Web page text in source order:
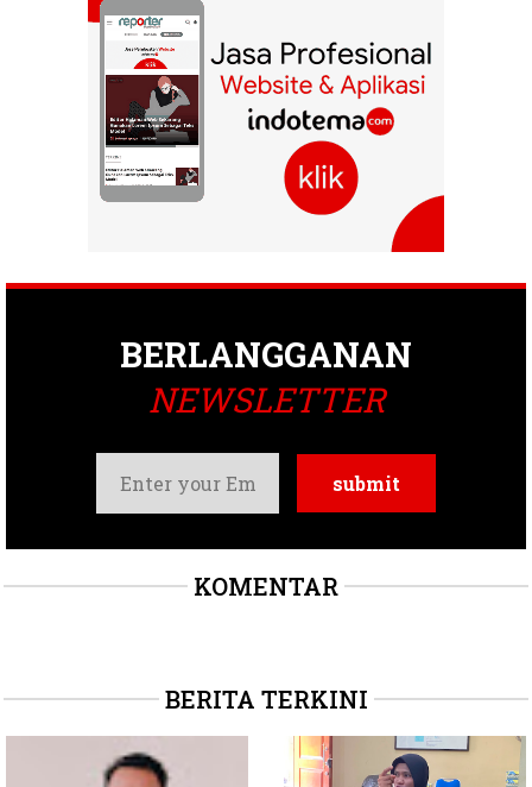
BERLANGGANAN
NEWSLETTER
KOMENTAR
BERITA TERKINI